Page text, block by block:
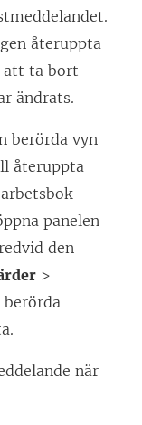
återuppta
att ta bort
ändrats.
berörda vyn
återuppta
panelen
den
>
berörda
när